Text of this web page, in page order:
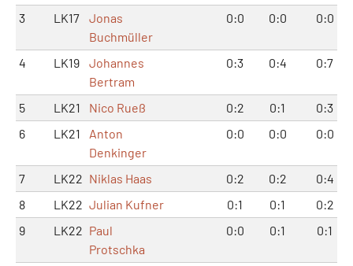
3
LK17
Jonas
Buchmüller
0:0 0:0 0:0
4 LK19
Johannes
Bertram
0:3 0:4 0:7
5 LK21 Nico Rueß 0:2 0:1
0:3
6
LK21
Anton
Denkinger
0:0 0:0 0:0
7 LK22 Niklas Haas 0:2 0:2
0:4
8
LK22 Julian Kufner 0:1 0:1
0:2
9
LK22 Paul
Protschka
0:0 0:1 0:1